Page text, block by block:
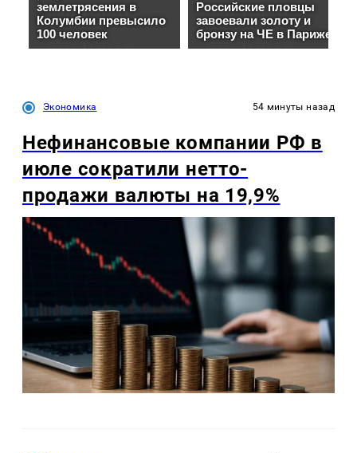
Экономика 54 минуты назад
Нефинансовые компании РФ в
июле сократили нетто-
продажи валюты на 19,9%